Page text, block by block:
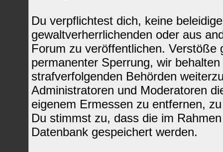
Du verpflichtest dich, keine
gewaltverherrlichenden oder aus
Forum zu veröffentlichen. Verstöße
permanenter Sperrung, wir
strafverfolgenden Behörden
Administratoren und Moderatoren
eigenem Ermessen zu entfernen,
Du stimmst zu, dass die im
Datenbank gespeichert werden.